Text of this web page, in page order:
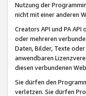
Nutzung der
nicht mit einer anderen
Creators API und PA
oder mehreren
Daten, Bilder, Texte
anwendbaren
diesen verbundenen
Sie dürfen den
verletzen. Sie dürfen